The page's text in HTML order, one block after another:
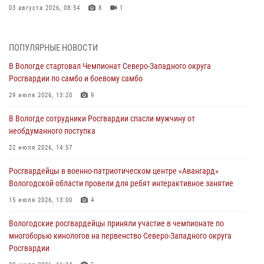
03 августа 2026, 08:54 8 1
ОХРАНЫ РОСГВАРДИИ В ВОЛОГОДСКОЙ ОБЛАСТИ ЗАДЕРЖАНО 23
02 августа 2026, 10:37
Росгвардейцы в г. Соколе задержали несовершеннолетнего
31 июля 2026, 06:43
В Вологде стартовал Чемпионат Северо-Западного округа
29 июля 2026, 13:20
В Вологде росгвардейцы задержали мужчину, подозреваемого в
29 июля 2026, 09:08
ПОПУЛЯРНЫЕ НОВОСТИ
В Вологде стартовал Чемпионат Северо-Западного округа
Росгвардии по самбо и боевому самбо
29 июля 2026, 13:20 9
В Вологде сотрудники Росгвардии спасли мужчину от
необдуманного поступка
22 июля 2026, 14:57
Росгвардейцы в военно-патриотическом центре «Авангард»
Вологодской области провели для ребят интерактивное занятие
15 июля 2026, 13:00 4
Вологодские росгвардейцы приняли участие в чемпионате по
многоборью кинологов на первенство Северо-Западного округа
Росгвардии